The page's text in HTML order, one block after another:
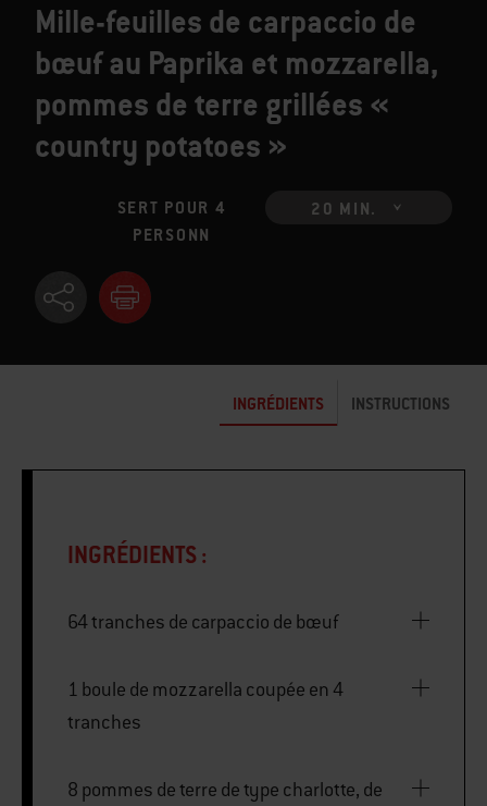
Mille-feuilles de carpaccio de
bœuf au Paprika et mozzarella,
pommes de terre grillées «
country potatoes »
SERT POUR 4
PERSONN
20 MIN.
INGRÉDIENTS INSTRUCTIONS
INGRÉDIENTS :
64 tranches de carpaccio de bœuf
1 boule de mozzarella coupée en 4
tranches
8 pommes de terre de type charlotte, de